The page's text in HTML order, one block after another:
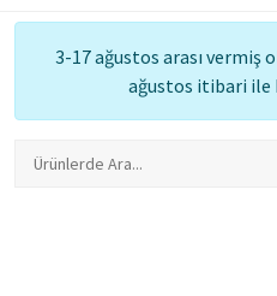
3-17 ağustos arası vermiş
ağustos itibari ile